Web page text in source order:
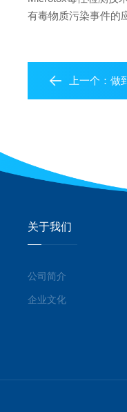
有毒物质污染事件的
上一个：做
关于我们
公司简介
企业文化